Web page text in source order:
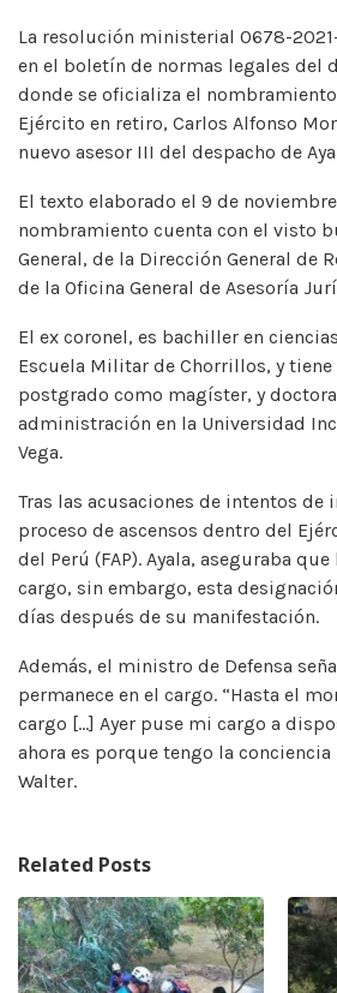
La resolución ministerial 0678-
en el boletín de normas legales del
donde se oficializa el
Ejército en retiro, Carlos Alfonso
nuevo asesor III del despacho de
El texto elaborado el 9 de
nombramiento cuenta con el visto
General, de la Dirección General de
de la Oficina General de Asesoría
El ex coronel, es bachiller en
Escuela Militar de Chorrillos, y
postgrado como magíster, y
administración en la Universidad
Vega.
Tras las acusaciones de intentos de
proceso de ascensos dentro del
del Perú (FAP). Ayala, aseguraba
cargo, sin embargo, esta
días después de su manifestación.
Además, el ministro de Defensa
permanece en el cargo. “Hasta el
cargo […] Ayer puse mi cargo a
ahora es porque tengo la
Walter.
Related Posts